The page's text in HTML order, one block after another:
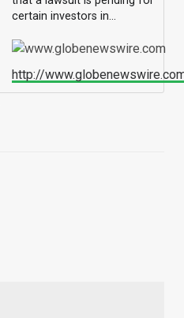
certain investors in…
http://